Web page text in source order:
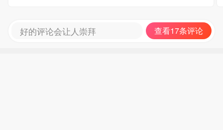
好的评论会让人崇拜 查看17条评论